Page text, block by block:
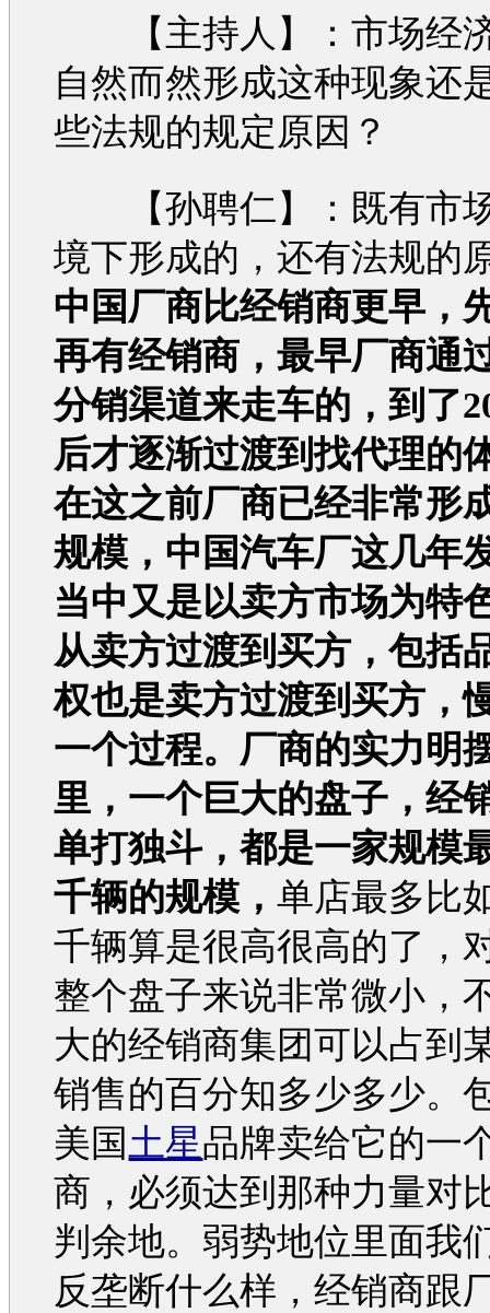
【主持人】：市场经
自然而然形成这种现象还
些法规的规定原因？
【孙聘仁】：既有市
境下形成的，还有法规的
中国厂商比经销商更早，
再有经销商，最早厂商通
分销渠道来走车的，到了
后才逐渐过渡到找代理的
在这之前厂商已经非常形
规模，中国汽车厂这几年
当中又是以卖方市场为特
从卖方过渡到买方，包括
权也是卖方过渡到买方，
一个过程。厂商的实力明
里，一个巨大的盘子，经
单打独斗，都是一家规模
千辆的规模，单店最多比
千辆算是很高很高的了，
整个盘子来说非常微小，
大的经销商集团可以占到
销售的百分知多少多少。
美国 土星品牌卖给它的一
商，必须达到那种力量对
判余地。弱势地位里面我
反垄断什么样，经销商跟